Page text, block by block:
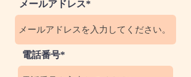
メールアドレス*
電話番号*